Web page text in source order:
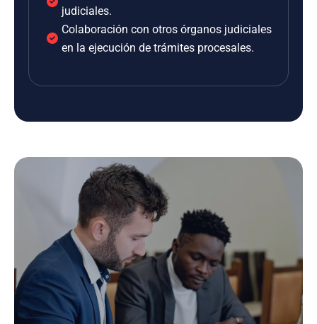
judiciales.
Colaboración con otros órganos judiciales
en la ejecución de trámites procesales.